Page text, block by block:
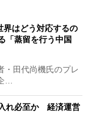
はどう対応するの
蒸留を行う中国
田代尚機氏のプレ
…
れ必至か 経済運営